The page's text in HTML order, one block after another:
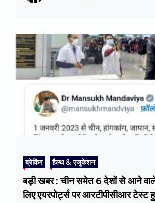
ब्रेकिंग हैल्थ & एजुकेशन
बड़ी खबर : चीन समेत 6 देशों से आने वाले
लिए एयरपोर्ट्स पर आरटीपीसीआर